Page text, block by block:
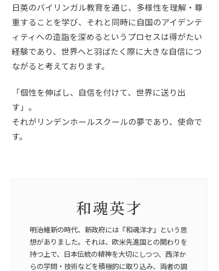
日英のバイリンガル教育を通じ、多様性を理解・尊
重することを学び、それと同時に自国のアイデンテ
ィティへの造詣を深めるというプロセスは得がたい
経験であり、世界へと羽ばたく際に大きな自信につ
ながると考えております。
「個性を伸ばし、自信を付けて、世界に送り出
す」。
それがリンデンホールスクールの夢であり、使命で
す。
和魂英才
明治維新の時代、新政府には『和魂洋才』という思
想がありました。それは、欧米先進国との関わりを
持つ上で、日本伝統の精神を大切にしつつ、西洋か
らの学問・技術などを積極的に取り込み、両者の調